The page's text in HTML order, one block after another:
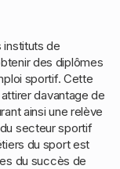
de
des diplômes
sportif. Cette
davantage de
ainsi une relève
secteur sportif
du sport est
du succès de